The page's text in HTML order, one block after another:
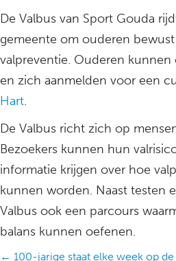
De Valbus van Sport Gouda
gemeente om ouderen
valpreventie. Ouderen kunnen
en zich aanmelden voor een
Hart.
De Valbus richt zich op
Bezoekers kunnen hun
informatie krijgen over hoe
kunnen worden. Naast testen
Valbus ook een parcours
balans kunnen oefenen.
← 100-jarige staat elke week op